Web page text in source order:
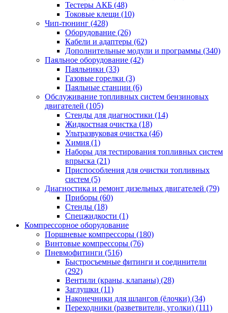
Тестеры АКБ (48)
Токовые клещи (10)
Чип-тюнинг (428)
Оборудование (26)
Кабели и адаптеры (62)
Дополнительные модули и программы (340)
Паяльное оборудование (42)
Паяльники (33)
Газовые горелки (3)
Паяльные станции (6)
Обслуживание топливных систем бензиновых
двигателей (105)
Стенды для диагностики (14)
Жидкостная очистка (18)
Ультразвуковая очистка (46)
Химия (1)
Наборы для тестирования топливных систем
впрыска (21)
Приспособления для очистки топливных
систем (5)
Диагностика и ремонт дизельных двигателей (79)
Приборы (60)
Стенды (18)
Спецжидкости (1)
Компрессорное оборудование
Поршневые компрессоры (180)
Винтовые компрессоры (76)
Пневмофитинги (516)
Быстросъемные фитинги и соединители
(292)
Вентили (краны, клапаны) (28)
Заглушки (11)
Наконечники для шлангов (ёлочки) (34)
Переходники (разветвители, уголки) (111)